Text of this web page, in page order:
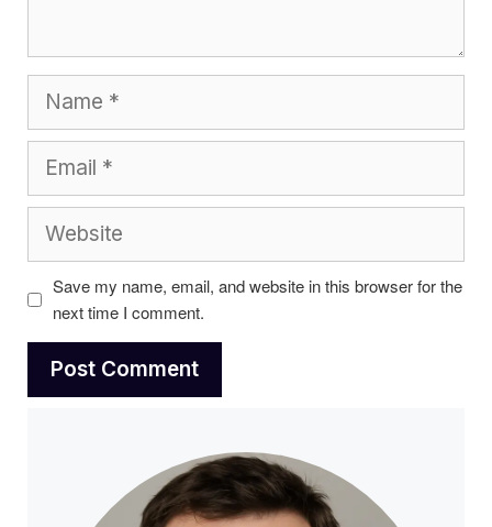
Save my name, email, and website in this browser for the
next time I comment.